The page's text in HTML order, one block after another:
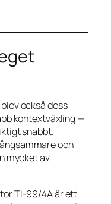
också dess
kontextväxling —
snabbt.
och
mycket av
TI-99/4A är ett